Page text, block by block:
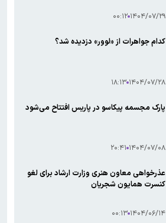
۱۴۰۴/۰۷/۲۹ ۰۰:۱۲
کدام جواهرات از «لوور» دزدیده شد؟
۱۴۰۴/۰۷/۲۸ ۱۸:۱۳
پارک مجسمه پیکاسو در پاریس افتتاح می‌شود
۱۴۰۴/۰۷/۰۸ ۲۰:۴۱
عذرخواهی معاون هنری وزارت ارشاد برای لغو
کنسرت همایون شجریان
۱۴۰۴/۰۶/۱۴ ۰۰:۱۳